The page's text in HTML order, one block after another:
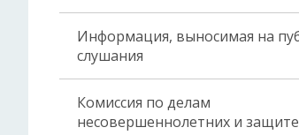
Информация, выносимая на
слушания
Комиссия по делам
несовершеннолетних и